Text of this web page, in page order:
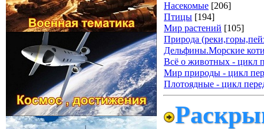
Насекомые [206]
Птицы [194]
Мир растений [105]
Природа
Дельфины.Морские
Всё о животных - цикл
Мир природы - цикл
Плотоядные - цикл